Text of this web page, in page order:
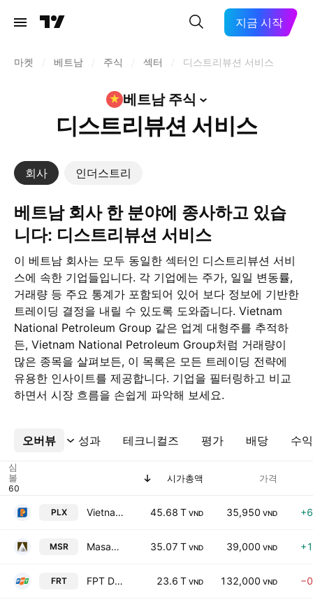
지금 시작
마켓 베트남 주식 섹터 디스트리뷰션 서비스
베트남 주식
디스트리뷰션 서비스
회사 인더스트리
베트남 회사 한 분야에 종사하고 있습
니다: 디스트리뷰션 서비스
이 베트남 회사는 모두 동일한 섹터인 디스트리뷰션 서비
스에 속한 기업들입니다. 각 기업에는 주가, 일일 변동률,
거래량 등 주요 통계가 포함되어 있어 보다 정보에 기반한
트레이딩 결정을 내릴 수 있도록 도와줍니다. Vietnam
National Petroleum Group 같은 업계 대형주를 추적하
든, Vietnam National Petroleum Group처럼 거래량이
많은 종목을 살펴보든, 이 목록은 모든 트레이딩 전략에
유용한 인사이트를 제공합니다. 기업을 필터링하고 비교
하면서 시장 흐름을 손쉽게 파악해 보세요.
오버뷰 성과 테크니컬즈 평가 배당 수
더보기
심
볼
시가총액 가격
PLX Vietnam National Petroleum Group 45.68 T VND 35,950 VND
MSR Masan High-Tech Materials Corp. 35.07 T VND 39,000 VND
FRT FPT Digital Retail JSC 23.6 T VND 132,000 VND